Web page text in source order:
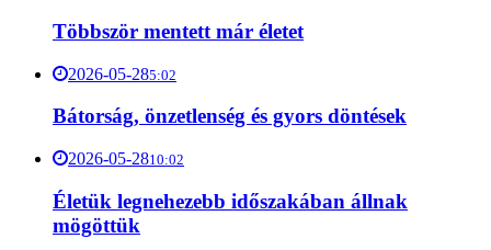
Többször mentett már életet
2026-05-285:02
Bátorság, önzetlenség és gyors döntések
2026-05-2810:02
Életük legnehezebb időszakában állnak
mögöttük